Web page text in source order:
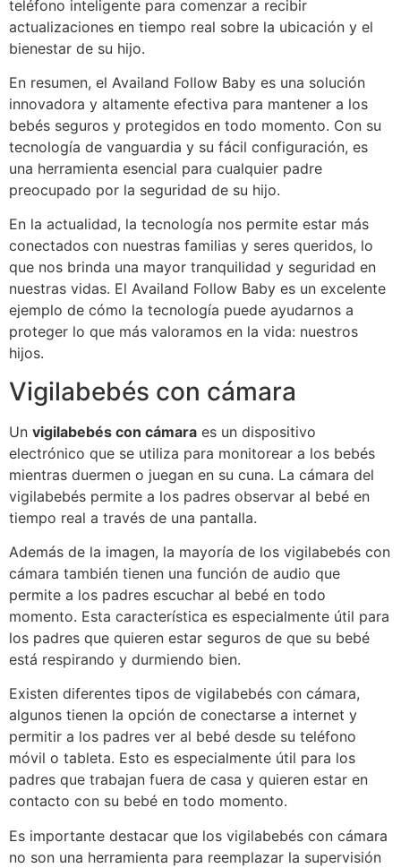
teléfono inteligente para comenzar a recibir
actualizaciones en tiempo real sobre la ubicación y el
bienestar de su hijo.
En resumen, el Availand Follow Baby es una solución
innovadora y altamente efectiva para mantener a los
bebés seguros y protegidos en todo momento. Con su
tecnología de vanguardia y su fácil configuración, es
una herramienta esencial para cualquier padre
preocupado por la seguridad de su hijo.
En la actualidad, la tecnología nos permite estar más
conectados con nuestras familias y seres queridos, lo
que nos brinda una mayor tranquilidad y seguridad en
nuestras vidas. El Availand Follow Baby es un excelente
ejemplo de cómo la tecnología puede ayudarnos a
proteger lo que más valoramos en la vida: nuestros
hijos.
Vigilabebés con cámara
Un vigilabebés con cámara es un dispositivo
electrónico que se utiliza para monitorear a los bebés
mientras duermen o juegan en su cuna. La cámara del
vigilabebés permite a los padres observar al bebé en
tiempo real a través de una pantalla.
Además de la imagen, la mayoría de los vigilabebés con
cámara también tienen una función de audio que
permite a los padres escuchar al bebé en todo
momento. Esta característica es especialmente útil para
los padres que quieren estar seguros de que su bebé
está respirando y durmiendo bien.
Existen diferentes tipos de vigilabebés con cámara,
algunos tienen la opción de conectarse a internet y
permitir a los padres ver al bebé desde su teléfono
móvil o tableta. Esto es especialmente útil para los
padres que trabajan fuera de casa y quieren estar en
contacto con su bebé en todo momento.
Es importante destacar que los vigilabebés con cámara
no son una herramienta para reemplazar la supervisión